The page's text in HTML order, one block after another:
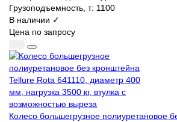
Грузоподъемность, т: 1100
В наличии ✓
Цена по запросу
Колесо большегрузное полиуретановое